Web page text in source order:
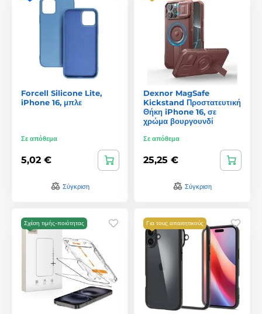
Forcell Silicone Lite,
iPhone 16, μπλε
Σε απόθεμα
5,02 €
Σύγκριση
Dexnor MagSafe
Kickstand Προστατευτική
Θήκη iPhone 16, σε
χρώμα βουργουνδί
Σε απόθεμα
25,25 €
Σύγκριση
Σχέση τιμής-ποιότητας Για τους απαιτητικούς